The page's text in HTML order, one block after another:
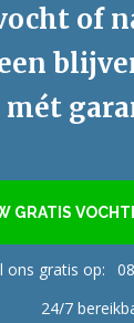
of
mét
GRATIS
ons gratis op:
24/7